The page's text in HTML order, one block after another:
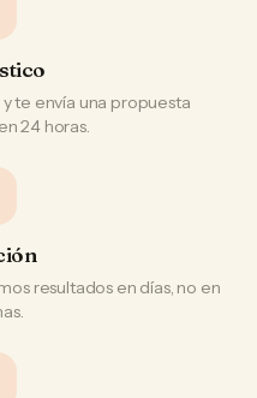
te envía una propuesta
24 horas.
resultados en días, no en